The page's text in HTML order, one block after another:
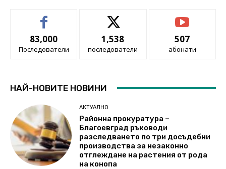
83,000
Последователи
1,538
последователи
507
абонати
НАЙ-НОВИТЕ НОВИНИ
АКТУАЛНО
Районна прокуратура –
Благоевград ръководи
разследването по три досъдебни
производства за незаконно
отглеждане на растения от рода
на конопа